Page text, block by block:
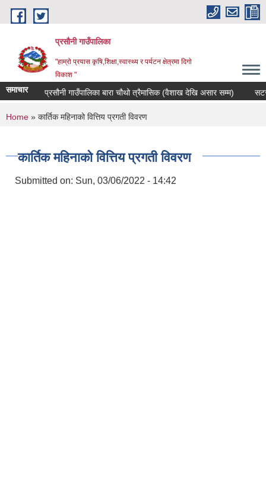
Skip to main content
प्रसौनी गाउँपालिका
"हाम्रो प्रयास कृषि,शिक्षा,स्वास्थ्य र पर्यटन क्षेत्रमा दिगाे
विकाश "
समाचार
प्रकाशन प्रसौनी गाउँपालिका बारा चौथो त्रैमासिक (वैशाख देखि असार सम्म) सटर
You are here
Home » कार्तिक महिनाको वित्तिय प्रगती विवरण
कार्तिक महिनाको वित्तिय प्रगती विवरण
Submitted on: Sun, 03/06/2022 - 14:42